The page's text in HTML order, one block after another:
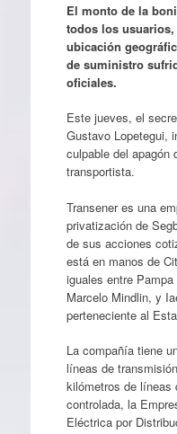
El monto de la
todos los
ubicación
de suministro
oficiales.
Este jueves, el
Gustavo Lopetegui,
culpable del apagón
transportista.
Transener es una
privatización de
de sus acciones
está en manos de
iguales entre
Marcelo Mindlin, y
perteneciente al
La compañía tiene
líneas de
kilómetros de líneas
controlada, la
Eléctrica por